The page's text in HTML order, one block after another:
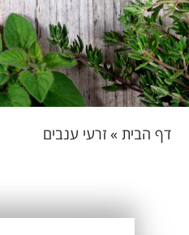
דף הבית »זרעי ענבים